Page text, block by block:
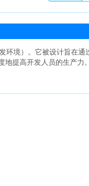
环境）。它被设计旨在通
提高开发人员的生产力。